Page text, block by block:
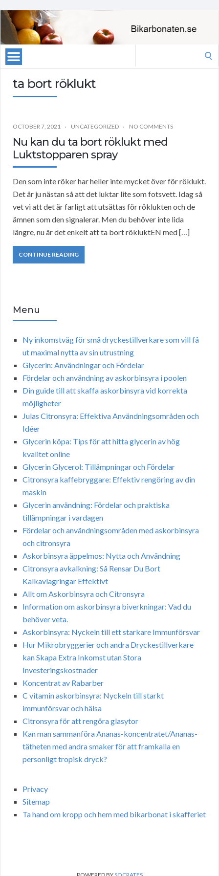
ta bort röklukt
OCTOBER 7, 2021 UNCATEGORIZED NO COMMENTS
Nu kan du ta bort röklukt med
Luktstopparen spray
Den som inte röker har heller inte mycket över för röklukt.
Det är ju nästan så att det luktar lite som fotsvett. Idag så
vet vi att det är farligt att utsättas för röklukten och de
ämnen som den signalerar. Men du behöver inte lida
längre, nu är det enkelt att ta bort rökluktEN med […]
CONTINUE READING
Menu
Ny inkomstväg för små dryckestillverkare som vill få
ut maximal nytta av sin utrustning
Glycerin: Användningar och Fördelar
Fördelar och användning av askorbinsyra i poolen
Din guide till att skaffa askorbinsyra vid korrekta
möjligheter
Julas Citronsyra: Effektiva Användningsområden och
Idéer
Glycerin köpa: Tips för att hitta glycerin av hög
kvalitet online
Glycerin Glycerol: Tillämpningar och Fördelar
Citronsyra kaffebryggare: Effektiv rengöring av din
maskin
Glycerin användning: Fördelar och praktiska
tillämpningar i vardagen
Fördelar och användningsområden med askorbinsyra
och citronsyra
Askorbinsyra äppelmos: Nytta och Användning
Citronsyra avkalkning: Så Rensar Du Bort
Kalkavlagringar Effektivt
Allt om Askorbinsyra och Citronsyra
Information om askorbinsyra biverkningar: Vad du
behöver veta.
Askorbinsyra: Nyckeln till ett starkare Immunförsvar
Hur Mikrobryggerier och andra Dryckestillverkare
kan Skapa Extra Inkomst utan Stora
Investeringskostnader
Koncentrat av Rabarber
C vitamin askorbinsyra: Nyckeln till starkt
immunförsvar och hälsa
Citronsyra för att rengöra glasytor
Kan man sammanföra Ananas-koncentratet/Ananas-
tätheten med andra smaker för att framkalla en
personligt tropisk dryck?
Privacy
Sitemap
Ta hand om kropp och hem med bikarbonat i skafferiet